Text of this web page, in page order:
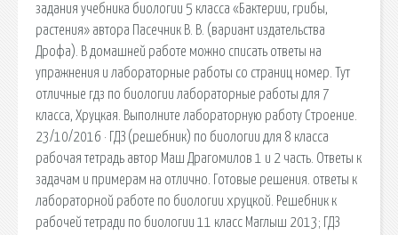
задания учебника биологии 5 класса «Бактерии, грибы,
растения» автора Пасечник В. В. (вариант издательства
Дрофа). В домашней работе можно списать ответы на
упражнения и лабораторные работы со страниц номер. Тут
отличные гдз по биологии лабораторные работы для 7
класса, Хруцкая. Выполните лабораторную работу Строение.
23/10/2016 · ГДЗ (решебник) по биологии для 8 класса
рабочая тетрадь автор Маш Драгомилов 1 и 2 часть. Ответы к
задачам и примерам на отлично. Готовые решения. ответы к
лабораторной работе по биологии хруцкой. Решебник к
рабочей тетради по биологии 11 класс Маглыш 2013; ГДЗ